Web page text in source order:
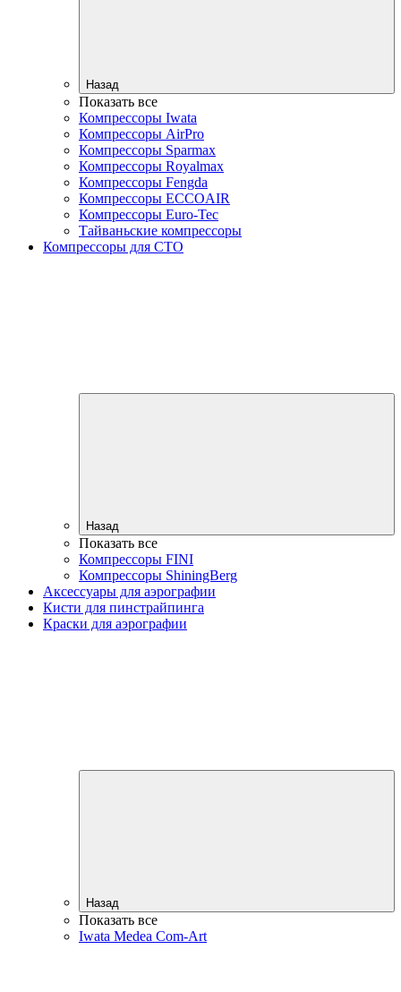
Назад
Показать все
Компрессоры Iwata
Компрессоры AirPro
Компрессоры Sparmax
Компрессоры Royalmax
Компрессоры Fengda
Компрессоры ECCOAIR
Компрессоры Euro-Tec
Тайваньские компрессоры
Компрессоры для СТО
Назад
Показать все
Компрессоры FINI
Компрессоры ShiningBerg
Аксессуары для аэрографии
Кисти для пинстрайпинга
Краски для аэрографии
Назад
Показать все
Iwata Medea Com-Art